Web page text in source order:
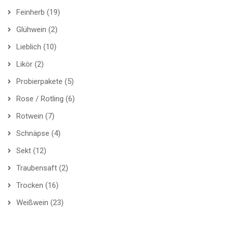
Feinherb (19)
Glühwein (2)
Lieblich (10)
Likör (2)
Probierpakete (5)
Rose / Rotling (6)
Rotwein (7)
Schnäpse (4)
Sekt (12)
Traubensaft (2)
Trocken (16)
Weißwein (23)